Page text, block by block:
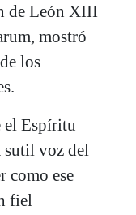
de León XIII
mostró
los
el Espíritu
sutil voz del
como ese
fiel